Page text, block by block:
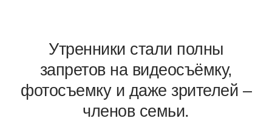
Утренники стали полны
запретов на видеосъёмку,
фотосъемку и даже зрителей –
членов семьи.